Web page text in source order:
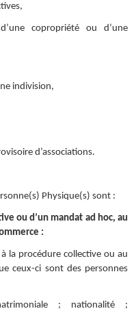
copropriété ou d’une
indivision,
d’associations.
Physique(s) sont :
ou d’un mandat ad hoc, au
:
la procédure collective ou au
ceux-ci sont des personnes
; nationalité ;